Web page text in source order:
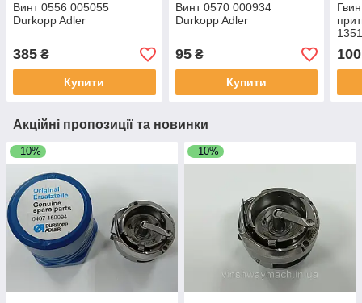
Винт 0556 005055
Durkopp Adler
385 ₴
Купити
Винт 0570 000934
Durkopp Adler
95₴
Купити
100
Акційні пропозиції та новинки
–10% –10%